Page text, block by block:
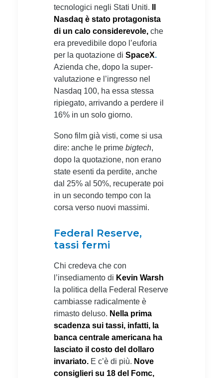
tecnologici negli Stati Uniti.
Nasdaq è stato protagonista
di un calo considerevole, che
era prevedibile dopo l’euforia
per la quotazione di SpaceX.
Azienda che, dopo la super-
valutazione e l’ingresso nel
Nasdaq 100, ha essa stessa
ripiegato, arrivando a perdere il
16% in un solo giorno.
Sono film già visti, come si usa
dire: anche le prime bigtech,
dopo la quotazione, non erano
state esenti da perdite, anche
dal 25% al 50%, recuperate poi
in un secondo tempo con la
corsa verso nuovi massimi.
Federal Reserve,
tassi fermi
Chi credeva che con
l’insediamento di Kevin Warsh
la politica della Federal Reserve
cambiasse radicalmente è
rimasto deluso. Nella prima
scadenza sui tassi, infatti, la
banca centrale americana ha
lasciato il costo del dollaro
invariato. E c’è di più. Nove
consiglieri su 18 del Fomc,